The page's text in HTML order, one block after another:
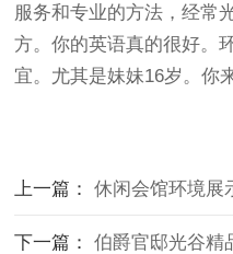
服务和专业的方法，经常
方。你的英语真的很好。
宜。尤其是妹妹16岁。你
上一篇：休闲会馆环境展
下一篇：伯爵官邸光谷精